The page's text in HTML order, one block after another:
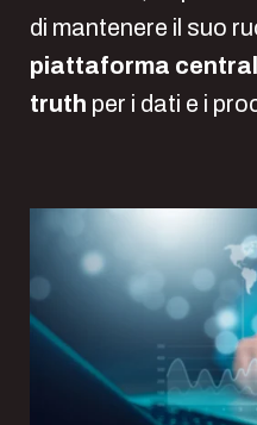
di mantenere il suo
piattaforma
truth per i dati e i